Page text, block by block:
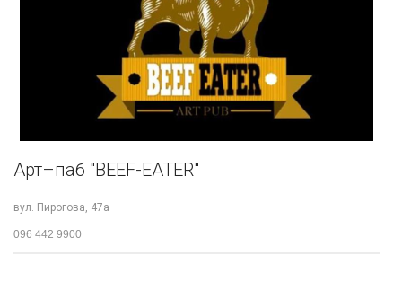
Арт–паб "BEEF-EATER"
вул. Пирогова, 47а
096 442 9900